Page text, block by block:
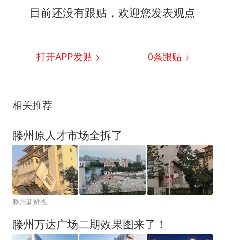
目前还没有跟贴，欢迎您发表观点
打开APP发贴 0条跟贴
相关推荐
滕州原人才市场全拆了
滕州新鲜视
滕州万达广场二期效果图来了！